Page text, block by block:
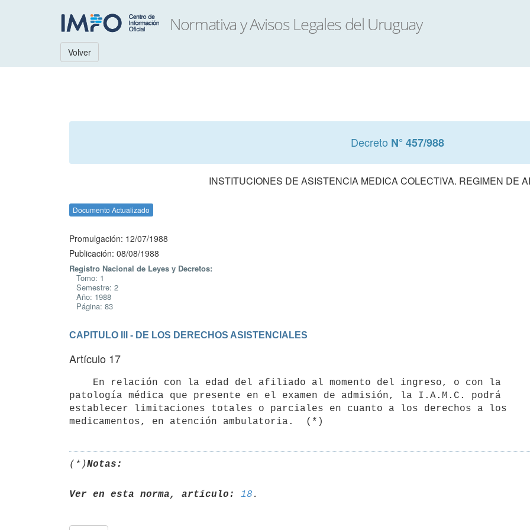
Volver
Decreto N° 457/988
INSTITUCIONES DE ASISTENCIA MEDICA COLECTIVA. REGIMEN DE
Documento Actualizado
Promulgación: 12/07/1988
Publicación: 08/08/1988
Registro Nacional de Leyes y Decretos:
Tomo: 1
Semestre: 2
Año: 1988
Página: 83
CAPITULO III - DE LOS DERECHOS ASISTENCIALES
Artículo 17
patología médica que presente en el examen de admisión, la I.A.M.C. podrá
establecer limitaciones totales o parciales en cuanto a los derechos a los
(*)Notas:
Ver en esta norma, artículo: 18